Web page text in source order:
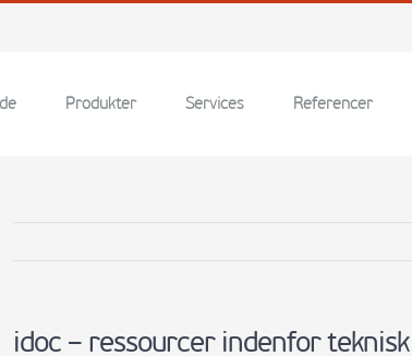
Produkter Services Referencer
idoc – ressourcer indenfor